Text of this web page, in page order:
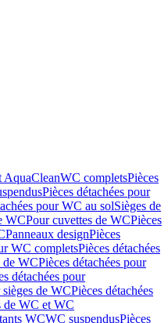
AquaCleanWC completsPièces
Pièces détachées pour
pour WC au solSièges de
WCPour cuvettes de WCPièces
Panneaux designPièces
WC completsPièces détachées
de WCPièces détachées pour
détachées pour
sièges de WCPièces détachées
de WC et WC
WCWC suspendusPièces